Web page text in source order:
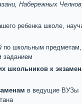
Набережных
ребенка школе,
по школьным предметам,
заданием
школьников к
в ведущие ВУЗы